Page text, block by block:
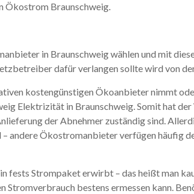
Ökostrom Braunschweig.
in Braunschweig wählen und mit
dafür verlangen sollte wird von
kostengünstigen Ökoanbieter nimmt
Elektrizität in Braunschweig. Somit hat
der Abnehmer zuständig sind.
andere Ökostromanbieter verfügen häufig
fests Strompaket erwirbt – das heißt man
bestens ermessen kann.